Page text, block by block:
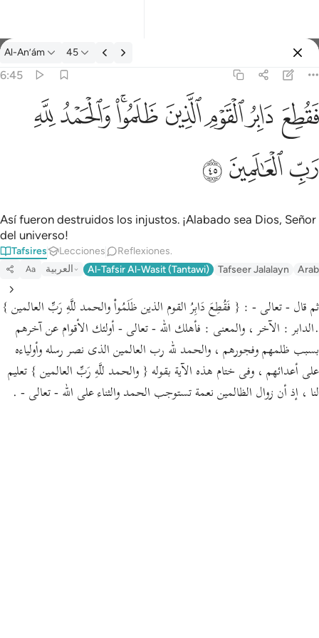
Tafsir: Al-An’ám 6:45
Al-An’ám 45
6:45
فقطع دابر القوم الذين ظلموا والحمد لله رب العالمين ٤٥
ٱلْقَوْمِ ٱلَّذِينَ ظَلَمُوا۟ ۚ وَٱلْحَمْدُ لِلَّهِ رَبِّ ٱلْعَـٰلَمِينَ ٤٥ﱁ ﱂﱃﱄﱅﱆﱇﱈ
ﱉﱊﱋ
Así fueron destruidos los injustos. ¡Alabado sea Dios, Señor
del universo!
Tafsires Lecciones Reflexiones.
Aa العربية Al-Tafsir Al-Wasit (Tantawi) Tafseer Jalalayn
ثم قال - تعالى - : { فَقُطِعَ دَابِرُ القوم الذين ظَلَمُواْ والحمد للَّهِ رَبِّ العالمين }
.الدابر : الآخر ، والمعنى : فأهلك الله - تعالى - أولئك الأقوام عن آخرهم
بسبب ظلمهم وفجورهم ، والحمد لله رب العالمين الذى نصر رسله وأولياءه
على أعدائهم ، وفى ختام هذه الآية بقوله { والحمد للَّهِ رَبِّ العالمين } تعليم
لنا ، إذ أن زوال الظالمين نعمة تستوجب الحمد والثناء على الله - تعالى - .